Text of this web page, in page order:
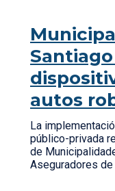
autos
La
público-privada
de
Aseguradores de